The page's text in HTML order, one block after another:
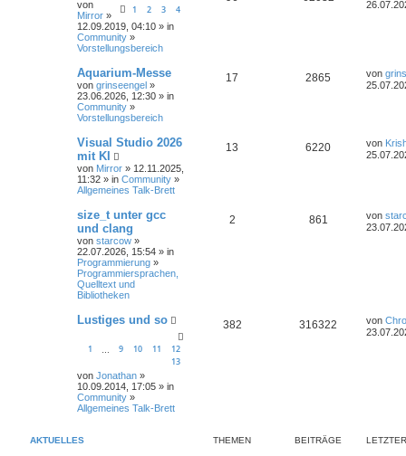
1 2 3 4
von
Mirror »
12.09.2019, 04:10 » in
Community »
Vorstellungsbereich
Aquarium-Messe
von grinseengel »
23.06.2026, 12:30 » in
Community »
Vorstellungsbereich
17 2865 von
Visual Studio 2026
mit KI
von Mirror » 12.11.2025,
11:32 » in Community »
Allgemeines Talk-Brett
13 6220 von
size_t unter gcc
und clang
von starcow »
22.07.2026, 15:54 » in
Programmierung »
Programmiersprachen,
Quelltext und
Bibliotheken
2 861 von
Lustiges und so
1 9 10 11
12
13
von Jonathan »
10.09.2014, 17:05 » in
Community »
Allgemeines Talk-Brett
382 316322 von
AKTUELLES THEMEN BEITRÄGE